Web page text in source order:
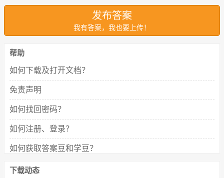
抽象分析基础 课后答案 (宋国柱 曹祥炎)
C语言程序设计实用教程 第二版 课后答案 (郭树强 郭晓利)
r@r_159555
逻辑与计算机设计基础 第五版 课后答案 (M.莫里斯.马诺 邝
继顺)q@q_nzssn(北京理工大学)
AVR单片机嵌入式系统原理与应用实践答案
Access数据库程序设计答案
安装工程定额与预算答案
ASP.NET程序设计项目教程答案
AutoCAD建筑制图教程答案
阿拉伯语阅读教程答案
Access数据库与程序设计答案
安全管理学答案
Access数据库应用技术答案
ACCESS程序设计答案
力学 第三版 期
末试卷及答案
(漆安慎)
力学 第二版 期
发布答案
我有答案，我也要上传！
帮助
如何下载及打开文档？
免责声明
如何找回密码？
如何注册、登录？
如何获取答案豆和学豆？
恶意下载声明
下载动态